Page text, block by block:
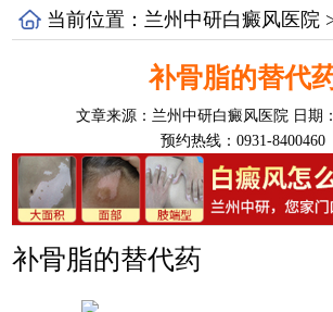
当前位置： 兰州中研白癜风医院
补骨脂的替代
文章来源： 兰州中研白癜风医院 日期
预约热线：0931-8400460
补骨脂的替代药